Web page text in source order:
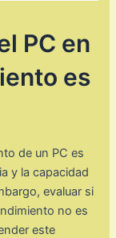
PC en
es
de un PC es
y la capacidad
evaluar si
no es
este